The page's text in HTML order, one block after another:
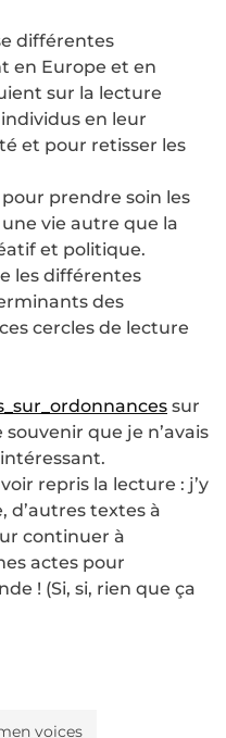
différentes
en Europe et en
sur la lecture
en leur
et pour retisser les
prendre soin les
vie autre que la
et politique.
les différentes
des
cercles de lecture
sur
que je n’avais
repris la lecture : j’y
d’autres textes à
continuer à
actes pour
! (Si, si, rien que ça
voices